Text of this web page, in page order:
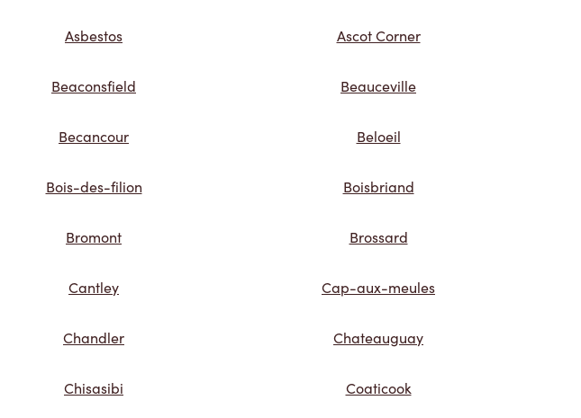
Asbestos Ascot Corner
Beaconsfield Beauceville
Becancour Beloeil
Bois-des-filion Boisbriand
Bromont Brossard
Cantley Cap-aux-meules
Chandler Chateauguay
Chisasibi Coaticook